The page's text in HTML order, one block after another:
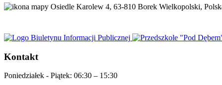
Osiedle Karolew 4, 63-810 Borek Wielkopolski,
Kontakt
Poniedziałek - Piątek: 06:30 – 15:30